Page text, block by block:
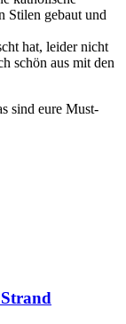
Stilen gebaut und
hat, leider nicht
schön aus mit den
sind eure Must-